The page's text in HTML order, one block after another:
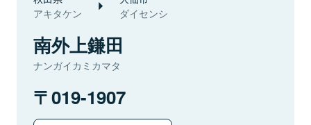
アキタケン ダイセンシ
南外上鎌田
ナンガイカミカマタ
019-1907